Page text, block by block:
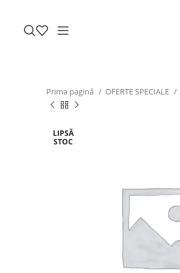
Prima pagină OFERTE SPECIALE
LIPSĂ
STOC